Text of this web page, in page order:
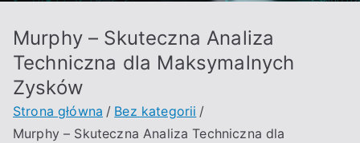
Murphy – Skuteczna Analiza
Techniczna dla Maksymalnych
Zysków
Strona główna
Bez kategorii
Murphy – Skuteczna Analiza Techniczna dla